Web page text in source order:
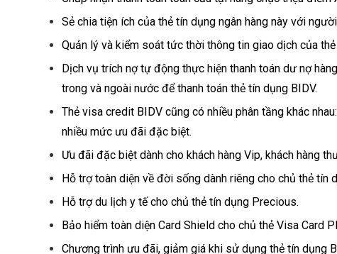
Sẻ chia tiện ích của thẻ tín dụng ngân hàng này với
Quản lý và kiểm soát tức thời thông tin giao dịch của
Dịch vụ trích nợ tự động thực hiện thanh toán dư nợ
trong và ngoài nước để thanh toán thẻ tín dụng BIDV.
Thẻ visa credit BIDV cũng có nhiều phân tầng khác
nhiều mức ưu đãi đặc biệt.
Ưu đãi đặc biệt dành cho khách hàng Vip, khách hàng
Hỗ trợ toàn diện về đời sống dành riêng cho chủ thẻ tín
Hỗ trợ du lịch y tế cho chủ thẻ tín dụng Precious.
Bảo hiểm toàn diện Card Shield cho chủ thẻ Visa Card
Chương trình ưu đãi, giảm giá khi sử dụng thẻ tín dụng